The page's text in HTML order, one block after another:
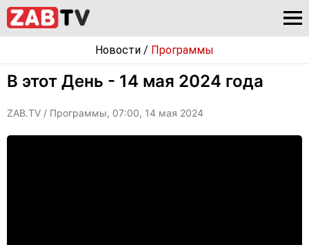
Новости / Программы
В этот День - 14 мая 2024 года
ZAB.TV / Программы, 07:00, 14 мая 2024